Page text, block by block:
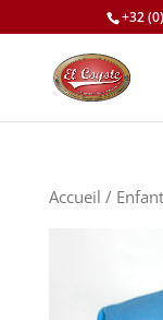
+32
Accueil /